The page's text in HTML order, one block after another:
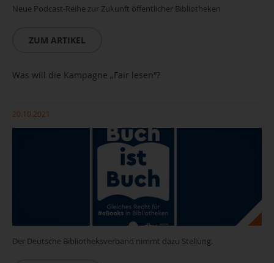
Neue Podcast-Reihe zur Zukunft öffentlicher Bibliotheken
ZUM ARTIKEL
Was will die Kampagne „Fair lesen“?
20.10.2021
Der Deutsche Bibliotheksverband nimmt dazu Stellung.